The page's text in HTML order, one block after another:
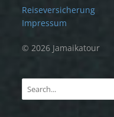
Reiseversicherung
Impressum
© 2026 Jamaikatour